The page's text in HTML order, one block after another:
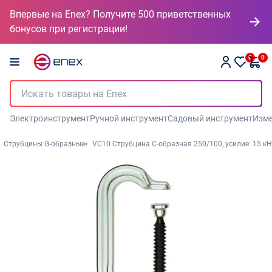
Впервые на Enex? Получите 500 приветственных
бонусов при регистрации!
0 0
ЭлектроинструментРучной инструментСадовый инструмент
Струбцины G-образные VC10 Струбцина C-образная 250/100, усилие: 15 кН